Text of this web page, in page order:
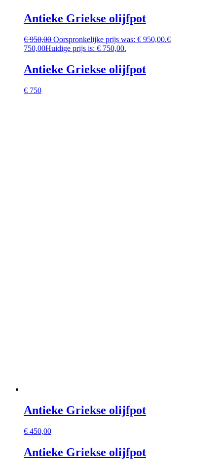
Antieke Griekse olijfpot
€950,00 Oorspronkelijke prijs was: € 950,00.€
750,00Huidige prijs is: € 750,00.
Antieke Griekse olijfpot
€ 750
Antieke Griekse olijfpot
€ 450,00
Antieke Griekse olijfpot